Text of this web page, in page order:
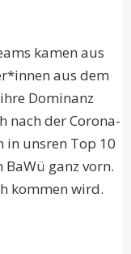
kamen aus
aus dem
Dominanz
nach der Corona-
in unsren Top 10
ganz vorn.
kommen wird.